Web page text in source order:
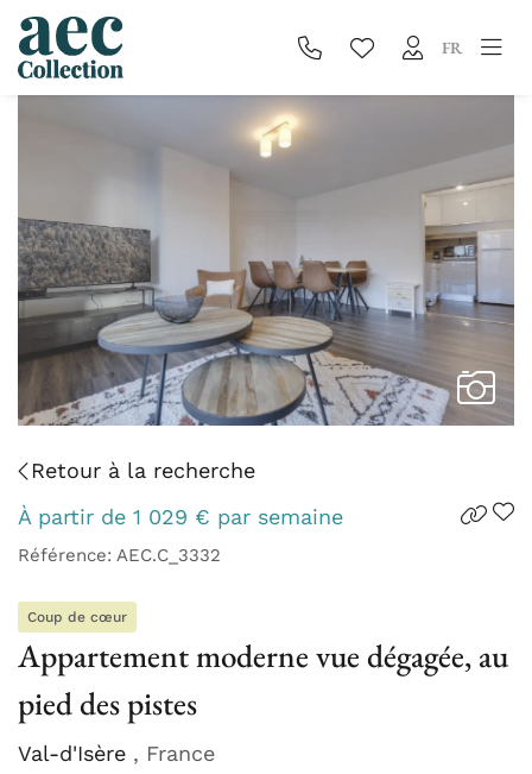
FR
Retour à la recherche
À partir de 1 029 € par semaine
Référence: AEC.C_3332
Coup de cœur
Appartement moderne vue dégagée, au
pied des pistes
Val-d'Isère , France